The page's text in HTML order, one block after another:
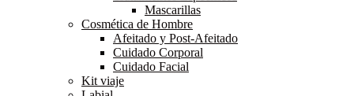
Mascarillas
Cosmética de Hombre
Afeitado y Post-Afeitado
Cuidado Corporal
Cuidado Facial
Kit viaje